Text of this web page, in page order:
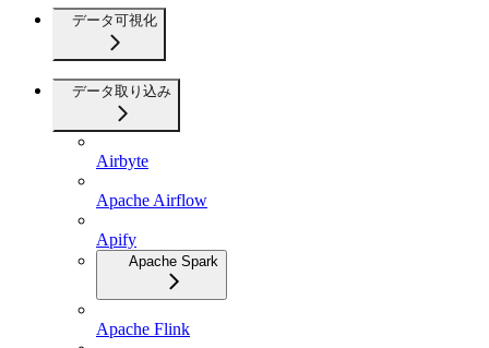
データ可視化
データ取り込み
Airbyte
Apache Airflow
Apify
Apache Spark
Apache Flink